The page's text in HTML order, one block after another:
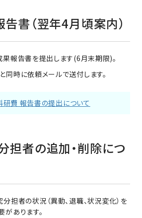
書（翌年4月頃案内）
果報告書を提出します(6月末期限)。
時に依頼メールで送付します。
研費 報告書の提出について
担者の追加・削除につ
担者の状況（異動、退職、状況変化）を
あります。